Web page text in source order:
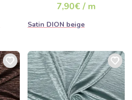
7,90€ / m
Satin DION beige